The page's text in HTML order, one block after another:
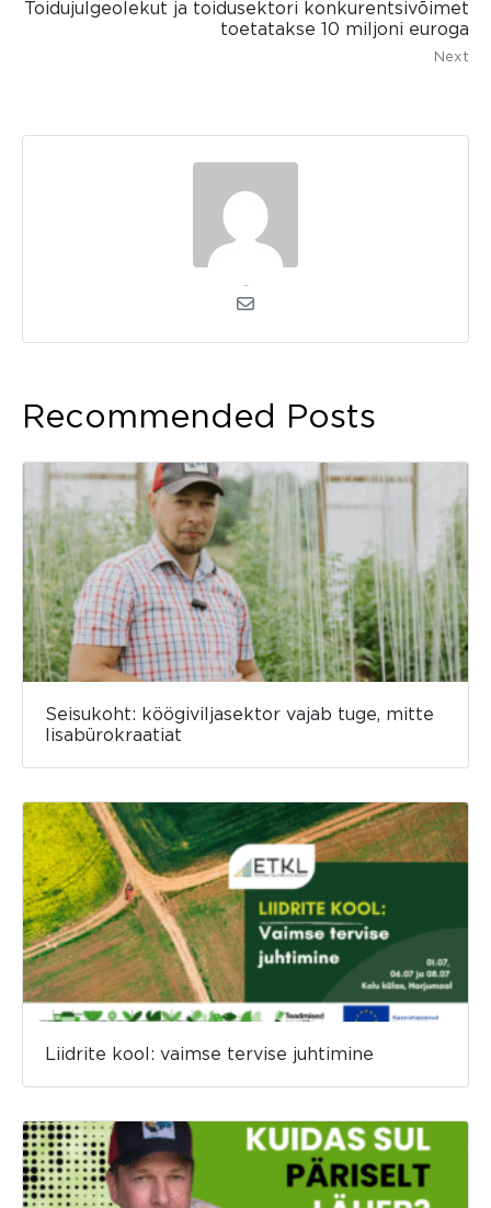
Toidujulgeolekut ja toidusektori konkurentsivõimet
toetatakse 10 miljoni euroga
Next
Recommended Posts
Seisukoht: köögiviljasektor vajab tuge, mitte
lisabürokraatiat
Liidrite kool: vaimse tervise juhtimine